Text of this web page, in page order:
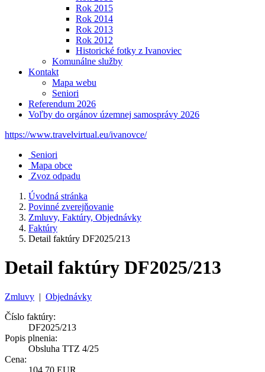
Rok 2015
Rok 2014
Rok 2013
Rok 2012
Historické fotky z Ivanoviec
Komunálne služby
Kontakt
Mapa webu
Seniori
Referendum 2026
Voľby do orgánov územnej samosprávy 2026
https://www.travelvirtual.eu/ivanovce/
Seniori
Mapa obce
Zvoz odpadu
Úvodná stránka
Povinné zverejňovanie
Zmluvy, Faktúry, Objednávky
Faktúry
Detail faktúry DF2025/213
Detail faktúry DF2025/213
Zmluvy | Objednávky
Číslo faktúry:
DF2025/213
Popis plnenia:
Obsluha TTZ 4/25
Cena:
104,70 EUR